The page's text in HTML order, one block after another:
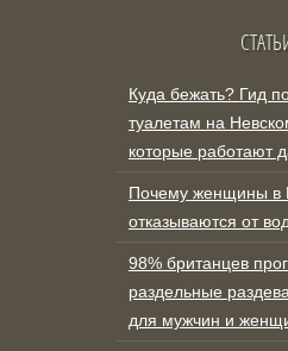
Куда бежать? Гид
туалетам на
которые работают
Почему женщины в
отказываются от
98% британцев
раздельные
для мужчин и